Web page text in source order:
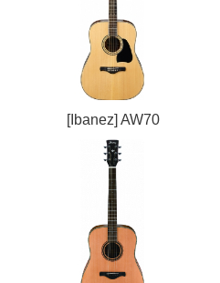
[Ibanez] AW70